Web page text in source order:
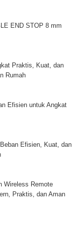
END STOP 8 mm
Praktis, Kuat, dan
Rumah
Efisien untuk Angkat
Efisien, Kuat, dan
Wireless Remote
Praktis, dan Aman